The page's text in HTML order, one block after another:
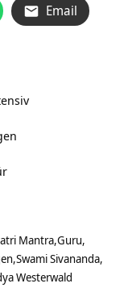
Email
Mantra Guru
Swami Sivananda
Westerwald